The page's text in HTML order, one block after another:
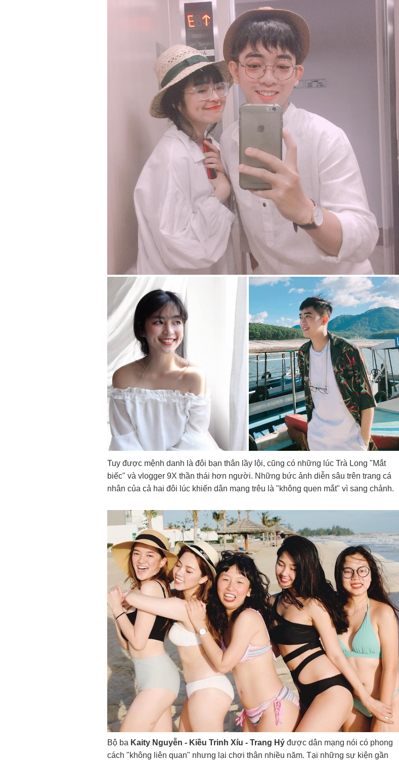
Tuy được mệnh danh là đôi bạn thân lầy lội, cũng có những lúc Trà Long "Mắt
biếc" và vlogger 9X thần thái hơn người. Những bức ảnh diễn sâu trên trang cá
nhân của cả hai đôi lúc khiến dân mạng trêu là "không quen mắt" vì sang chảnh.
Bộ ba Kaity Nguyễn - Kiều Trinh Xíu - Trang Hý được dân mạng nói có phong
cách "không liên quan" nhưng lại chơi thân nhiều năm. Tại những sự kiện gần